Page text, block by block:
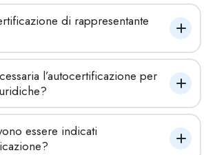
di rappresentante
l’autocertificazione per
essere indicati